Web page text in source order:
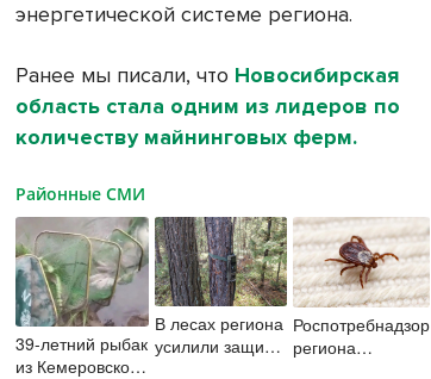
энергетической системе региона.
Ранее мы писали, что Новосибирская
область стала одним из лидеров по
количеству майнинговых ферм.
Районные СМИ
39-летний рыбак
из Кемеровской
В лесах региона
усилили защиту
Роспотребнадзор
региона